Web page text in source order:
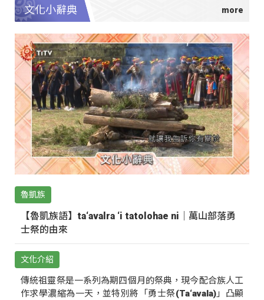
文化小辭典
魯凱族
【魯凱族語】ta‘avalra ‘i tatolohae ni｜萬山部落勇
士祭的由來
文化介紹
傳統祖靈祭是一系列為期四個月的祭典，現今配合族人工
作求學濃縮為一天，並特別將「勇士祭(Ta‘avala)」凸顯